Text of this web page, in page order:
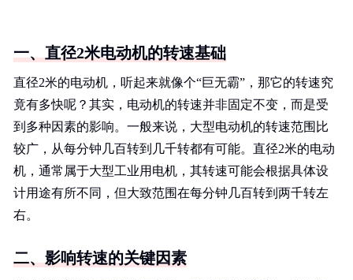
一、直径2米电动机的转速基础
直径2米的电动机，听起来就像个“巨无霸”，那它的转速究
竟有多快呢？其实，电动机的转速并非固定不变，而是受
到多种因素的影响。一般来说，大型电动机的转速范围比
较广，从每分钟几百转到几千转都有可能。直径2米的电动
机，通常属于大型工业用电机，其转速可能会根据具体设
计用途有所不同，但大致范围在每分钟几百转到两千转左
右。
二、影响转速的关键因素